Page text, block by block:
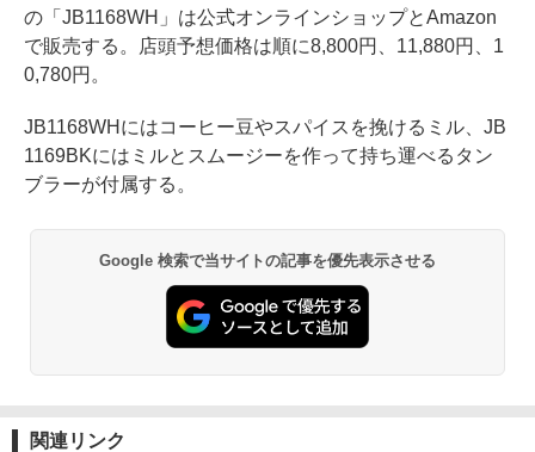
の「JB1168WH」は公式オンラインショップとAmazon
で販売する。店頭予想価格は順に8,800円、11,880円、1
0,780円。
JB1168WHにはコーヒー豆やスパイスを挽けるミル、JB
1169BKにはミルとスムージーを作って持ち運べるタン
ブラーが付属する。
Google 検索で当サイトの記事を優先表示させる
関連リンク